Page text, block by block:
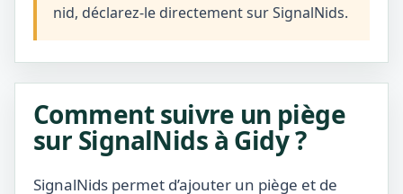
nid, déclarez-le directement sur SignalNids.
Comment suivre un piège
sur SignalNids à Gidy ?
SignalNids permet d’ajouter un piège et de